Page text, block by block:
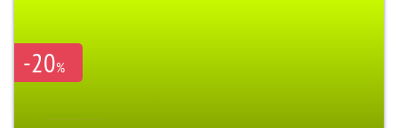
-20%